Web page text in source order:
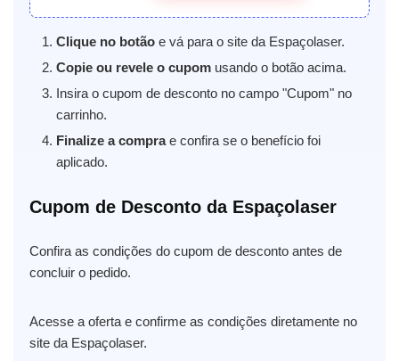
Clique no botão e vá para o site da Espaçolaser.
Copie ou revele o cupom usando o botão acima.
Insira o cupom de desconto no campo "Cupom" no
carrinho.
Finalize a comprae confira se o benefício foi
aplicado.
Cupom de Desconto da Espaçolaser
Confira as condições do cupom de desconto antes de
concluir o pedido.
Acesse a oferta e confirme as condições diretamente no
site da Espaçolaser.